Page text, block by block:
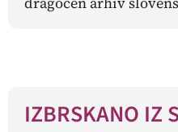
IZBRSKANO IZ